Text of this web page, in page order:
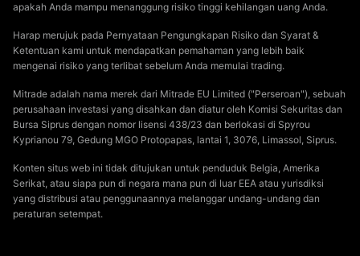
apakah Anda mampu menanggung risiko tinggi kehilangan uang Anda.
Harap merujuk pada Pernyataan Pengungkapan Risiko dan Syarat &
Ketentuan kami untuk mendapatkan pemahaman yang lebih baik
mengenai risiko yang terlibat sebelum Anda memulai trading.
Mitrade adalah nama merek dari Mitrade EU Limited ("Perseroan"), sebuah
perusahaan investasi yang disahkan dan diatur oleh Komisi Sekuritas dan
Bursa Siprus dengan nomor lisensi 438/23 dan berlokasi di Spyrou
Kyprianou 79, Gedung MGO Protopapas, lantai 1, 3076, Limassol, Siprus.
Konten situs web ini tidak ditujukan untuk penduduk Belgia, Amerika
Serikat, atau siapa pun di negara mana pun di luar EEA atau yurisdiksi
yang distribusi atau penggunaannya melanggar undang-undang dan
peraturan setempat.